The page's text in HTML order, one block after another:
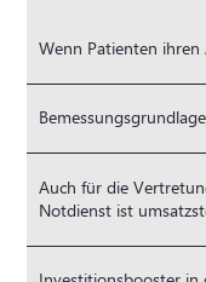
Wenn Patienten ihren
Auch für die
Notdienst ist